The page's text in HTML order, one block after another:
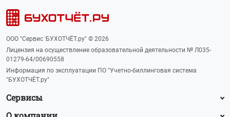
ООО "Сервис 'БУХОТЧЁТ.ру" © 2026
Лицензия на осуществление образовательной деятельности № Л035-
01279-64/00690558
Информация по эксплуатации ПО "Учетно-биллинговая система
"БУХОТЧЁТ.ру"
Сервисы